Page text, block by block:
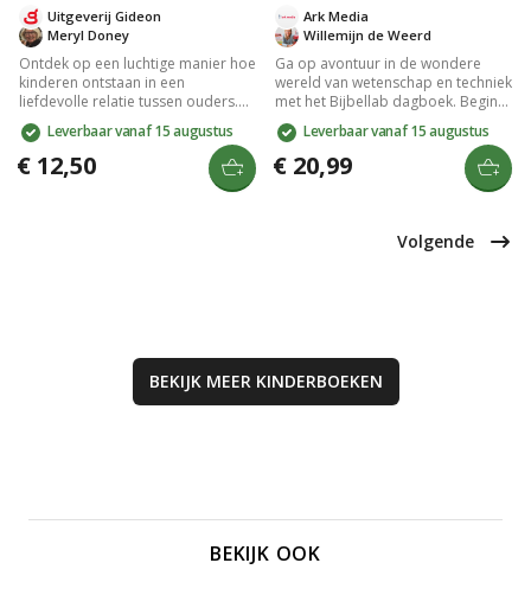
Meryl Doney
Uitgeverij Gideon
Ontdek op een luchtige manier hoe
kinderen ontstaan in een
liefdevolle relatie tussen ouders.
Met humoristische illustraties
beantwoordt dit boek de
nieuwsgierige vragen van kinderen
over geboorte en onze
voortplanting. Papa, Mama - ik is
Leverbaar vanaf 15 augustus
€ 12,50
Willemijn de Weerd
Ark Media
Ga op avontuur in de wondere
wereld van wetenschap en techniek
met het Bijbellab dagboek. Begin
bij God als Schepper en leer meer
over jezelf, de natuur, het weer en
het heelal. Elke dag biedt een
bijbeltekst, overdenking en proefje
voor kinderen van 9-12 jaar om de
Leverbaar vanaf 15 augustus
€ 20,99
Volgende
BEKIJK MEER KINDERBOEKEN
BEKIJK OOK